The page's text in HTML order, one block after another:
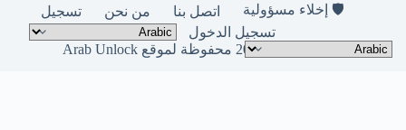
🛡️ إخلاء مسؤولية
اتصل بنا من نحن
تسجيل
تسجيل الدخول
حقوق النشر © لعام 2026 محفوظة لموقع Arab Unlock